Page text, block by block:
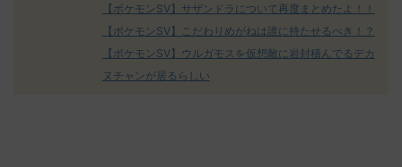
【ポケモンSV】サザンドラについて再度まとめたよ！！
【ポケモンSV】こだわりめがねは誰に持たせるべき！？
【ポケモンSV】ウルガモスを仮想敵に岩封積んでるデカ
ヌチャンが居るらしい